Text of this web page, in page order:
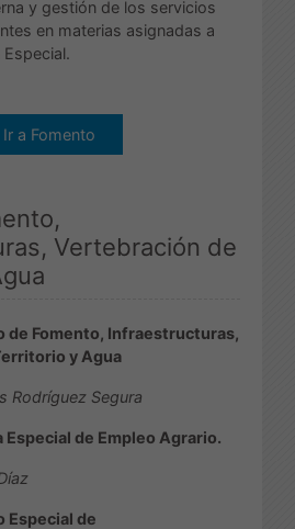
y gestión de los servicios
en materias asignadas a
Especial.
Ir a Fomento
Vertebración de
de Fomento, Infraestructuras,
y Agua
Rodríguez Segura
Especial de Empleo Agrario.
Especial de